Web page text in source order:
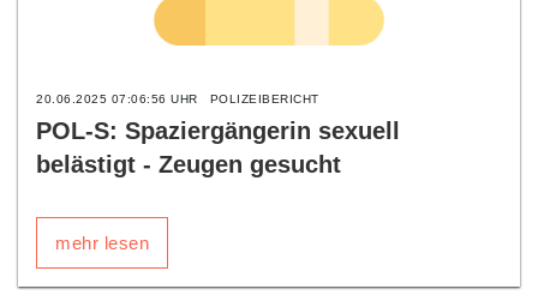
20.06.2025 07:06:56 UHR POLIZEIBERICHT
POL-S: Spaziergängerin sexuell
belästigt - Zeugen gesucht
mehr lesen